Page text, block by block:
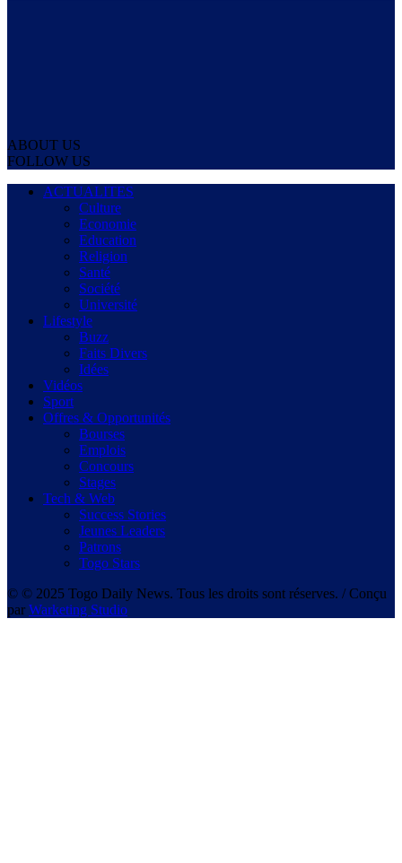
ABOUT US
FOLLOW US
ACTUALITES
Culture
Economie
Education
Religion
Santé
Société
Université
Lifestyle
Buzz
Faits Divers
Idées
Vidéos
Sport
Offres & Opportunités
Bourses
Emplois
Concours
Stages
Tech & Web
Success Stories
Jeunes Leaders
Patrons
Togo Stars
© © 2025 Togo Daily News. Tous les droits sont réserves. / Conçu
par Warketing Studio